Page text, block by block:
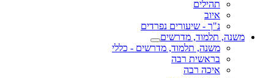
תהילים
איוב
נ"ך - שיעורים נפרדים
משנה, תלמוד, מדרשים
משנה, תלמוד, מדרשים - כללי
בראשית רבה
איכה רבה